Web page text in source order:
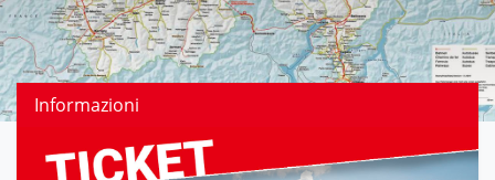
Informazioni